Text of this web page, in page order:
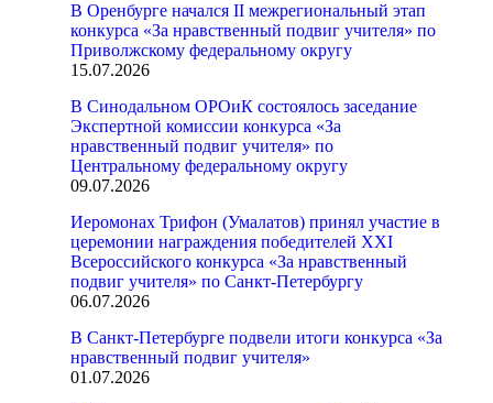
В Оренбурге начался II межрегиональный этап
конкурса «За нравственный подвиг учителя» по
Приволжскому федеральному округу
15.07.2026
В Синодальном ОРОиК состоялось заседание
Экспертной комиссии конкурса «За
нравственный подвиг учителя» по
Центральному федеральному округу
09.07.2026
Иеромонах Трифон (Умалатов) принял участие в
церемонии награждения победителей XXI
Всероссийского конкурса «За нравственный
подвиг учителя» по Санкт-Петербургу
06.07.2026
В Санкт-Петербурге подвели итоги конкурса «За
нравственный подвиг учителя»
01.07.2026